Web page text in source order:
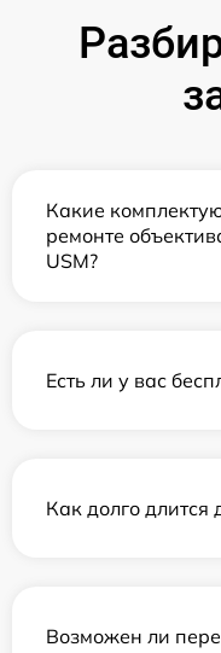
Какие
ремонте
USM?
Есть ли у вас
Как долго длится
Возможен ли